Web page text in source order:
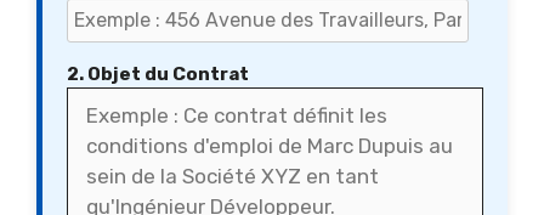
2. Objet du Contrat